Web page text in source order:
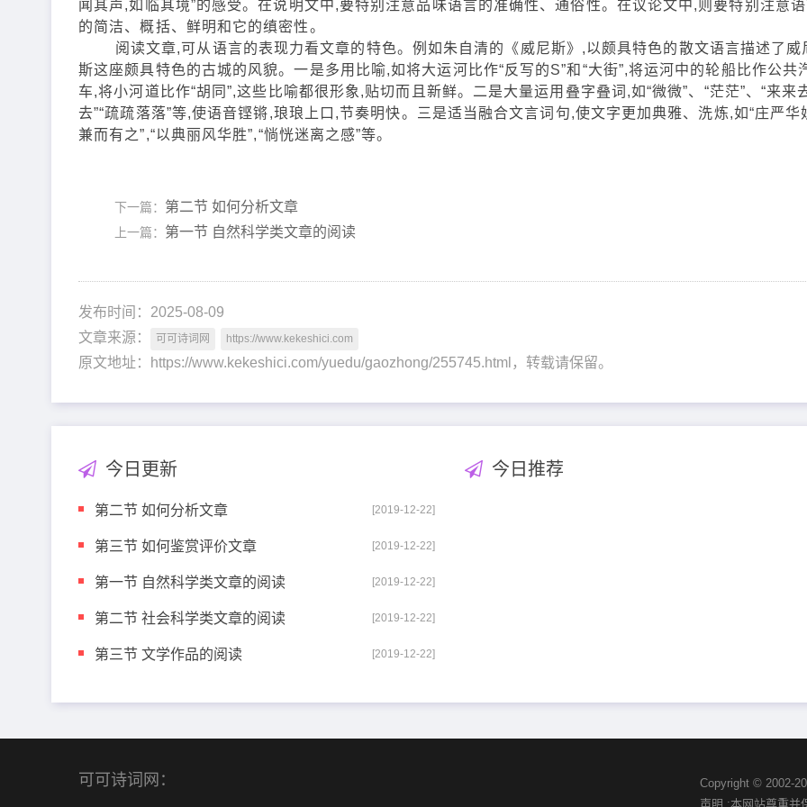
闻其声,如临其境”的感受。在说明文中,要特别注意品味语言的准确性、通俗性。在议论文中,则要特别注意
的简洁、概括、鲜明和它的缜密性。
阅读文章,可从语言的表现力看文章的特色。例如朱自清的《威尼斯》,以颇具特色的散文语言描述了威
斯这座颇具特色的古城的风貌。一是多用比喻,如将大运河比作“反写的S”和“大街”,将运河中的轮船比作公共
车,将小河道比作“胡同”,这些比喻都很形象,贴切而且新鲜。二是大量运用叠字叠词,如“微微”、“茫茫”、“来来
去”“疏疏落落”等,使语音铿锵,琅琅上口,节奏明快。三是适当融合文言词句,使文字更加典雅、洗炼,如“庄严华
兼而有之”,“以典丽风华胜”,“惝恍迷离之感”等。
下一篇： 第二节 如何分析文章
上一篇： 第一节 自然科学类文章的阅读
发布时间：2025-08-09
文章来源：
可可诗词网 https://www.kekeshici.com
原文地址：https://www.kekeshici.com/yuedu/gaozhong/255745.html，转载请保留。
今日更新
第二节 如何分析文章 [2019-12-22]
第三节 如何鉴赏评价文章 [2019-12-22]
第一节 自然科学类文章的阅读 [2019-12-22]
第二节 社会科学类文章的阅读 [2019-12-22]
第三节 文学作品的阅读 [2019-12-22]
今日推荐
可可诗词网：
Copyright © 2002-
声明 :本网站尊重并